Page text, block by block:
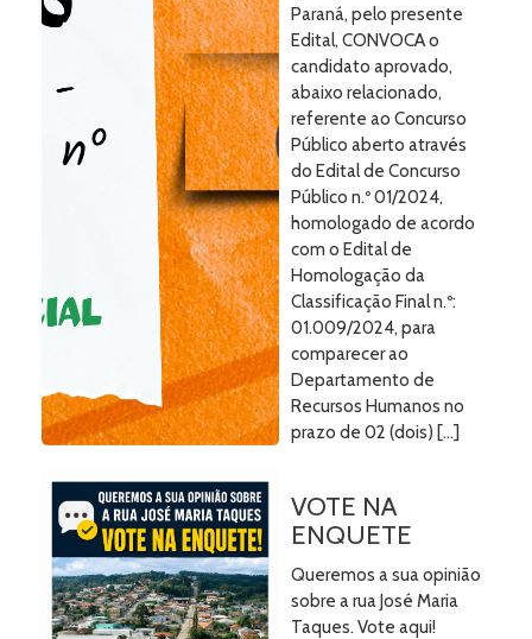
Paraná, pelo presente
Edital, CONVOCA o
candidato aprovado,
abaixo relacionado,
referente ao Concurso
Público aberto através
do Edital de Concurso
Público n.º 01/2024,
homologado de acordo
com o Edital de
Homologação da
Classificação Final n.º:
01.009/2024, para
comparecer ao
Departamento de
Recursos Humanos no
prazo de 02 (dois) […]
VOTE NA
ENQUETE
Queremos a sua opinião
sobre a rua José Maria
Taques. Vote aqui!